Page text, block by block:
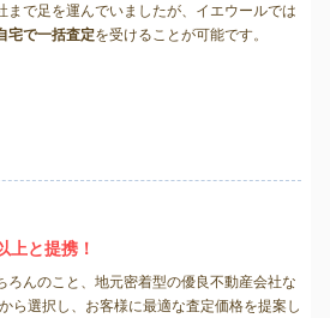
まで足を運んでいましたが、イエウールでは
宅で一括査定を受けることが可能です。
上と提携！
ろんのこと、地元密着型の優良不動産会社な
から選択し、お客様に最適な査定価格を提案し